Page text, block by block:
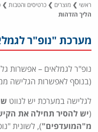
ראשי ❯ מוצרים ❯ כרטיסים והטבות ❯
הליך הזדהות
מערכת "נופ"ר
נופ"ר לגמלאים – אפשרות
(בנוסף לאפשרות הגלישה
לגלישה במערכת יש לנווט
(יש להסיר תחילה את
מ"המועדפים"), לשונית